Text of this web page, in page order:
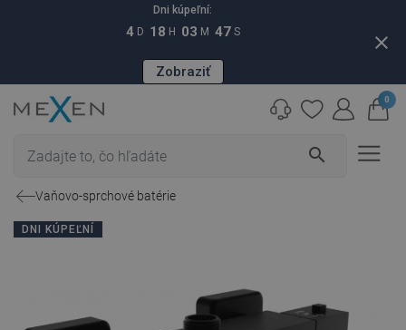
Dni kúpeľní:
4 D 18 H 03 M 46 S
Zobraziť
close
search
0
Vaňovo-sprchové batérie
DNI KÚPEĽNÍ